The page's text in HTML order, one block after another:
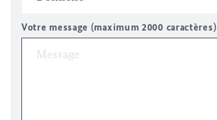
Votre message (maximum 2000 caractères)